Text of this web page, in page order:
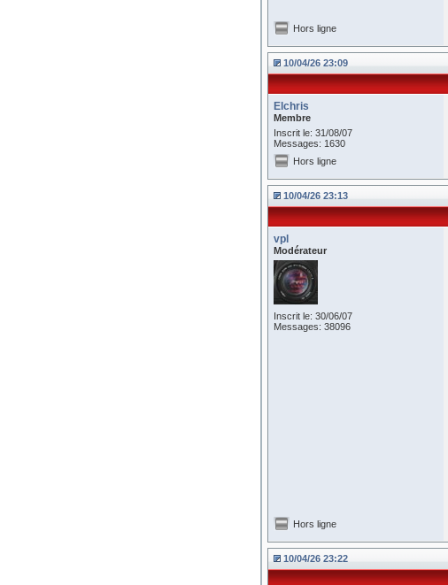
Hors ligne
10/04/26 23:09
Elchris
Membre
Inscrit le: 31/08/07
Messages: 1630
Hors ligne
10/04/26 23:13
vpl
Modérateur
Inscrit le: 30/06/07
Messages: 38096
Hors ligne
10/04/26 23:22